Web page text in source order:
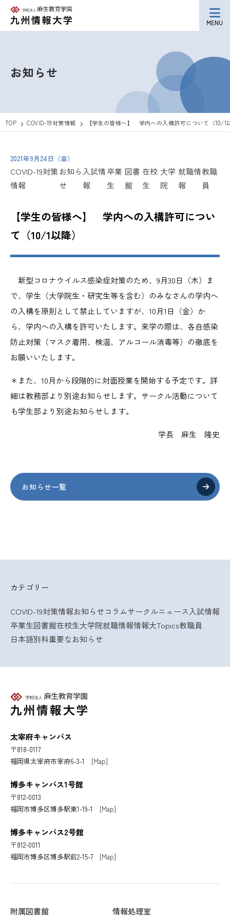
MENU
お知らせ
TOP COVID-19対策情報 【学生の皆様へ】 学内への入構許可について（10/1
2021年9月24日（金）
COVID-19対策
情報
お知ら
せ
入試情
報
卒業
生
図書
館
在校
生
大学
院
就職情
報
教職
員
【学生の皆様へ】 学内への入構許可につい
て（10/1以降）
新型コロナウイルス感染症対策のため、9月30日（木）ま
で、学生（大学院生・研究生等を含む）のみなさんの学内へ
の入構を原則として禁止していますが、10月1日（金）か
ら、学内への入構を許可いたします。来学の際は、各自感染
防止対策（マスク着用、検温、アルコール消毒等）の徹底を
お願いいたします。
＊また、10月から段階的に対面授業を開始する予定です。詳
細は教務部より別途お知らせします。サークル活動について
も学生部より別途お知らせします。
学長 麻生 隆史
お知らせ一覧
カテゴリー
COVID-19対策情報お知らせコラムサークルニュース入試情報
卒業生図書館在校生大学院就職情報情報大Topics教職員
日本語別科重要なお知らせ
太宰府キャンパス
〒818-0117
福岡県太宰府市宰府6-3-1 [Map]
博多キャンパス1号館
〒812-0013
福岡市博多区博多駅東1-19-1 [Map]
博多キャンパス2号館
〒812-0011
福岡市博多区博多駅前2-15-7 [Map]
附属図書館
情報処理室